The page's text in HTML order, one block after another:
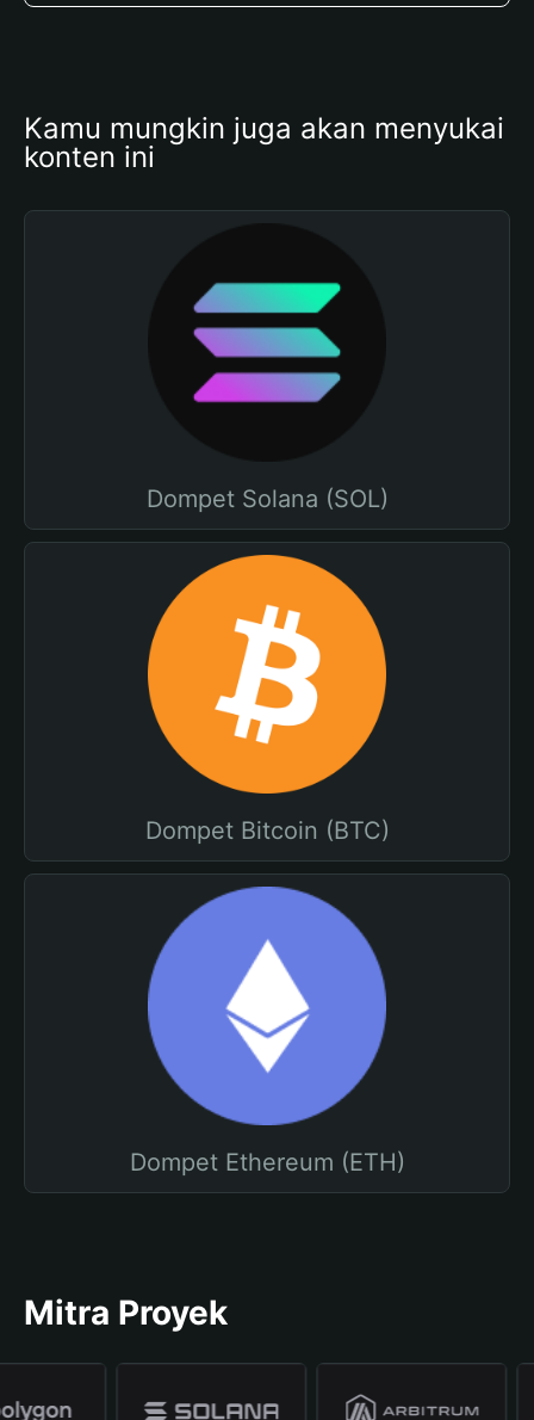
Kamu mungkin juga akan menyukai
konten ini
Dompet Solana (SOL)
Dompet Bitcoin (BTC)
Dompet Ethereum (ETH)
Mitra Proyek